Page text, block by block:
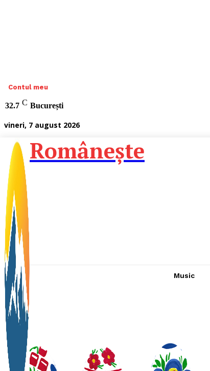
Contul meu
32.7 C București
vineri, 7 august 2026
Music
Românește